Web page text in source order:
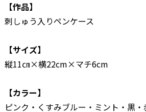
【作品】
刺しゅう入りペンケース
【サイズ】
縦11㎝×横22cm×マチ6cm
【カラー】
ピンク・くすみブルー・ミント・黒